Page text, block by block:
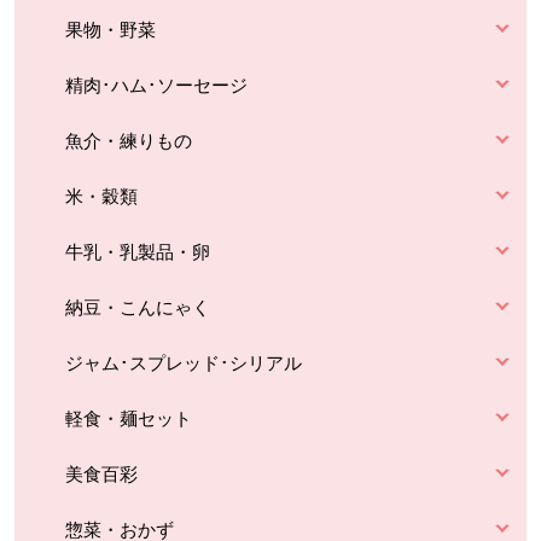
果物・野菜
精肉･ハム･ソーセージ
魚介・練りもの
米・穀類
牛乳・乳製品・卵
納豆・こんにゃく
ジャム･スプレッド･シリアル
軽食・麺セット
美食百彩
惣菜・おかず